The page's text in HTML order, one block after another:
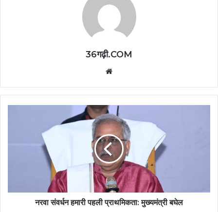
36गढ़ी.COM
नरवा संवर्धन हमारी पहली प्राथमिकता: मुख्यमंत्री बघेल